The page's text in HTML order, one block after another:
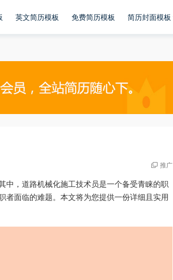
英文简历模板 免费简历模板 简历封面模板
推广
中，道路机械化施工技术员是一个备受青睐的职
者面临的难题。本文将为您提供一份详细且实用